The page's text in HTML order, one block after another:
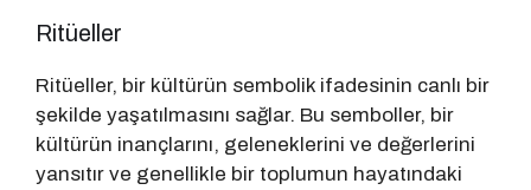
Ritüeller
Ritüeller, bir kültürün sembolik ifadesinin canlı bir
şekilde yaşatılmasını sağlar. Bu semboller, bir
kültürün inançlarını, geleneklerini ve değerlerini
yansıtır ve genellikle bir toplumun hayatındaki